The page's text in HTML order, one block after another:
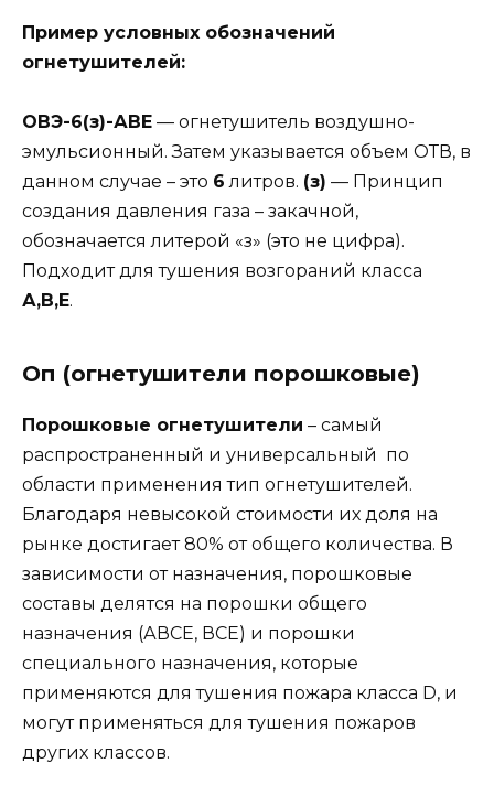
Пример условных обозначений
огнетушителей:
ОВЭ-6(з)-АВЕ — огнетушитель воздушно-
эмульсионный. Затем указывается объем ОТВ, в
данном случае – это 6 литров. (з) — Принцип
создания давления газа – закачной,
обозначается литерой «з» (это не цифра).
Подходит для тушения возгораний класса
А,В,Е.
Оп (огнетушители порошковые)
Порошковые огнетушители – самый
распространенный и универсальный по
области применения тип огнетушителей.
Благодаря невысокой стоимости их доля на
рынке достигает 80% от общего количества. В
зависимости от назначения, порошковые
составы делятся на порошки общего
назначения (АВСЕ, ВСЕ) и порошки
специального назначения, которые
применяются для тушения пожара класса D, и
могут применяться для тушения пожаров
других классов.